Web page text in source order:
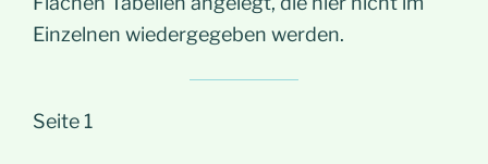
Einzelnen wiedergegeben werden.
Seite 1